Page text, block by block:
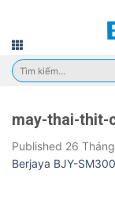
content
Tìm
kiếm:
may-thai-thit-
Published 26
Berjaya BJY-